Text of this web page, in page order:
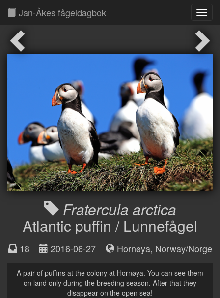
Jan-Åkes fågeldagbok
Fratercula arctica
Atlantic puffin / Lunnefågel
18 2016-06-27 Hornøya, Norway/Norge
A pair of puffins at the colony at Hornøya. You can see them
on land only during the breeding season. After that they
disappear on the open sea!